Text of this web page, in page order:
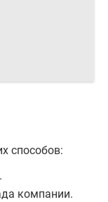
способов:
компании.